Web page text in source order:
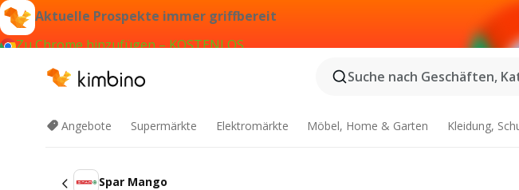
Aktuelle Prospekte immer griffbereit
Zu Chrome hinzufügen – KOSTENLOS
Suche nach Geschäften,
Angebote Supermärkte Elektromärkte Möbel, Home & Garten Kleidung,
Spar Mango